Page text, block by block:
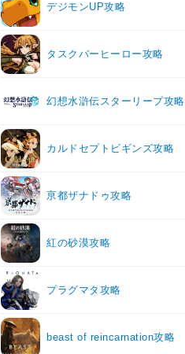
デジモンUP攻略
タスクバーヒーロー攻略
幻想水滸伝スターリープ攻略
カルドセプトビギンズ攻略
亰都ザナドゥ攻略
紅の砂漠攻略
プラグマタ攻略
beast of reincarnation攻略